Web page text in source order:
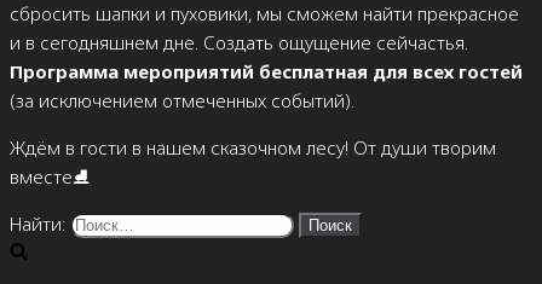
сбросить шапки и пуховики, мы сможем найти прекрасное
и в сегодняшнем дне. Создать ощущение сейчастья.
Программа мероприятий бесплатная для всех гостей
(за исключением отмеченных событий).
Ждём в гости в нашем сказочном лесу! От души творим
вместе⛸️
Найти: